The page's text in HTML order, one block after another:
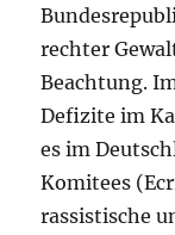
rechter
Beachtung.
Defizite im
es im
Komitees
rassistische